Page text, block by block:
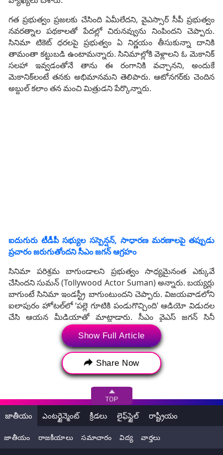
గత ప్రభుత్వం ప్రజలకు చేసింది ఏమీలేదని, వైఎస్సార్‌ సీపీ ప్రభుత్వం
నవరత్నాల పథకాలతో పేదల్లో చిరునవ్వును నింపిందని చెప్పారు.
సినిమా టికెట్‌ ధరలపై ప్రభుత్వం ఏ నిర్ణయం తీసుకున్నా దానికి
తామంతా కట్టుబడి ఉంటామన్నారు. సినిమాల్లోకి వెళ్లాలని ఓ మెకానిక్‌
సలహా ఇవ్వడంతోనే తాను ఈ రంగానికి వచ్చానని, అందుకే
మెకానిక్‌లంటే తనకు అభిమానమని తెలిపారు. ఆటోనగర్‌కు చెందిన
అబ్దుల్‌ కలాం తన మంచి మిత్రుడని పేర్కొన్నారు.
ఐదుగురు టీడీపీ సభ్యుల సస్పెన్షన్‌, సాధారణ మరణాలపై తప్పుడు
ప్రచారం జరుగుతోందని సీఎం జగన్ ఆగ్రహం
సినిమా పరిశ్రమ బాగుండాలని ప్రభుత్వం సాధ్యమైనంత ఎక్కువే
చేసిందని సుమన్‌ (Tollywood Actor Suman) అన్నారు. బయ్యర్లు
బాగుంటే సినిమా ఇండస్ట్రీ బాగుంటుందని చెప్పారు. విజయవాడలోని
ఐలాపురం హోటల్‌లో ‘పల్లె గూటికి పండుగొచ్చింది’ ఆడియో విడుదల
చేసి ఆయన మీడియాతో మాట్లాడారు. సీఎం వైఎస్‌ జగన్‌ సినీ
పరిశ్రమకు చేసిన దానికి తామంతా ధన్యవాదాలు
తెలుపుతున్నామన్నారు. ఇంకా చేయగలిగినంత చేస్తామని సీఎం
చెప్పారని, ఏపీలో స్టూడియోలు స్థాపించాలని కోరారని అన్నారు.
రాష్ట్రంలో మంచి షూటింగ్‌ స్పాట్‌లు ఉన్నాయని చెప్పారు.
Show Full Article
Share Now
జాతీయం ఎంటర్టైన్మెంట్ క్రీడలు లైఫ్‌స్టైల్ రాష్ట్రీయం
జాతీయం రాజకీయాలు సమాచారం విద్య వార్తలు